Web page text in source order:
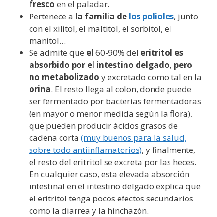
fresco en el paladar.
Pertenece a la familia de los polioles, junto
con el xilitol, el maltitol, el sorbitol, el
manitol…
Se admite que el 60-90% del eritritol es
absorbido por el intestino delgado, pero
no metabolizado y excretado como tal en la
orina. El resto llega al colon, donde puede
ser fermentado por bacterias fermentadoras
(en mayor o menor medida según la flora),
que pueden producir ácidos grasos de
cadena corta (muy buenos para la salud,
sobre todo antiinflamatorios), y finalmente,
el resto del eritritol se excreta por las heces.
En cualquier caso, esta elevada absorción
intestinal en el intestino delgado explica que
el eritritol tenga pocos efectos secundarios
como la diarrea y la hinchazón.